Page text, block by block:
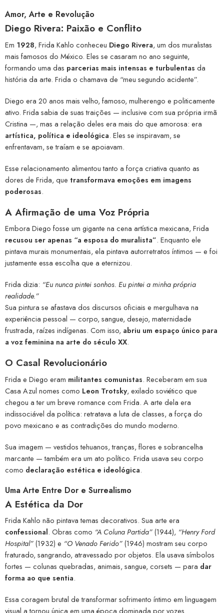
Amor, Arte e Revolução
Diego Rivera: Paixão e Conflito
Em 1928, Frida Kahlo conheceu Diego Rivera, um dos muralistas
mais famosos do México. Eles se casaram no ano seguinte,
formando uma das parcerias mais intensas e turbulentas da
história da arte. Frida o chamava de “meu segundo acidente”.
Diego era 20 anos mais velho, famoso, mulherengo e politicamente
ativo. Frida sabia de suas traições — inclusive com sua própria irmã
Cristina —, mas a relação deles era mais do que amorosa: era
artística, política e ideológica. Eles se inspiravam, se
enfrentavam, se traíam e se apoiavam.
Esse relacionamento alimentou tanto a força criativa quanto as
dores de Frida, que transformava emoções em imagens
poderosas.
A Afirmação de uma Voz Própria
Embora Diego fosse um gigante na cena artística mexicana, Frida
recusou ser apenas “a esposa do muralista”. Enquanto ele
pintava murais monumentais, ela pintava autorretratos íntimos — e foi
justamente essa escolha que a eternizou.
Frida dizia: “Eu nunca pintei sonhos. Eu pintei a minha própria
realidade.”
Sua pintura se afastava dos discursos oficiais e mergulhava na
experiência pessoal — corpo, sangue, desejo, maternidade
frustrada, raízes indígenas. Com isso, abriu um espaço único para
a voz feminina na arte do século XX.
O Casal Revolucionário
Frida e Diego eram militantes comunistas. Receberam em sua
Casa Azul nomes como Leon Trotsky, exilado soviético que
chegou a ter um breve romance com Frida. A arte dela era
indissociável da política: retratava a luta de classes, a força do
povo mexicano e as contradições do mundo moderno.
Sua imagem — vestidos tehuanos, tranças, flores e sobrancelha
marcante — também era um ato político. Frida usava seu corpo
como declaração estética e ideológica.
Uma Arte Entre Dor e Surrealismo
A Estética da Dor
Frida Kahlo não pintava temas decorativos. Sua arte era
confessional. Obras como “A Coluna Partida”(1944), “Henry Ford
Hospital”(1932) e “O Venado Ferido”(1946) mostram seu corpo
fraturado, sangrando, atravessado por objetos. Ela usava símbolos
fortes — colunas quebradas, animais, sangue, corsets — para dar
forma ao que sentia.
Essa coragem brutal de transformar sofrimento íntimo em linguagem
visual a tornou única em uma época dominada por vozes